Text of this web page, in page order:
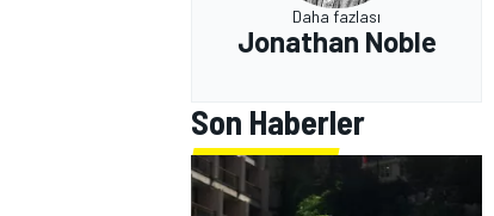
Daha fazlası
Jonathan Noble
Son Haberler